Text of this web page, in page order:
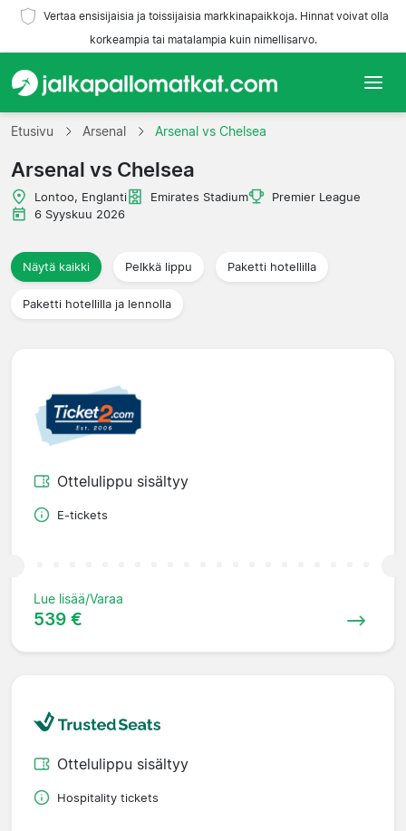
Vertaa ensisijaisia ja toissijaisia markkinapaikkoja. Hinnat voivat olla
korkeampia tai matalampia kuin nimellisarvo.
Etusivu
Joukkueet
Liigat
Matkatoimistoja
Etusivu Arsenal Arsenal vs Chelsea
Arsenal vs Chelsea
Lontoo, Englanti Emirates Stadium
Premier League
6 Syyskuu 2026
Näytä kaikki Pelkkä lippu Paketti hotellilla
Paketti hotellilla ja lennolla
Ottelulippu sisältyy
E-tickets
Lue lisää/Varaa
539 €
Ottelulippu sisältyy
Hospitality tickets